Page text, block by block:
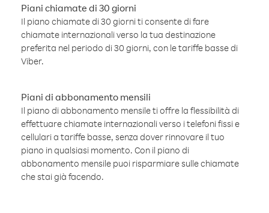
Piani chiamate di 30 giorni
Il piano chiamate di 30 giorni ti consente di fare
chiamate internazionali verso la tua destinazione
preferita nel periodo di 30 giorni, con le tariffe basse di
Viber.
Piani di abbonamento mensili
Il piano di abbonamento mensile ti offre la flessibilità di
effettuare chiamate internazionali verso i telefoni fissi e
cellulari a tariffe basse, senza dover rinnovare il tuo
piano in qualsiasi momento. Con il piano di
abbonamento mensile puoi risparmiare sulle chiamate
che stai già facendo.